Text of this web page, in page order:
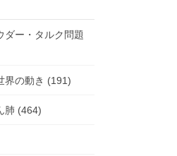
ダー・タルク問題
界の動き (191)
肺 (464)